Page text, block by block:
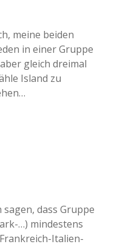
meine beiden
in einer Gruppe
gleich dreimal
Island zu
dass Gruppe
…) mindestens
Italien-